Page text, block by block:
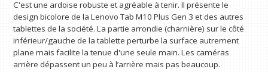
C'est une ardoise robuste et agréable à tenir. Il présente le
design bicolore de la Lenovo Tab M10 Plus Gen 3 et des autres
tablettes de la société. La partie arrondie (charnière) sur le côté
inférieur/gauche de la tablette perturbe la surface autrement
plane mais facilite la tenue d'une seule main. Les caméras
arrière dépassent un peu à l’arrière mais pas beaucoup.